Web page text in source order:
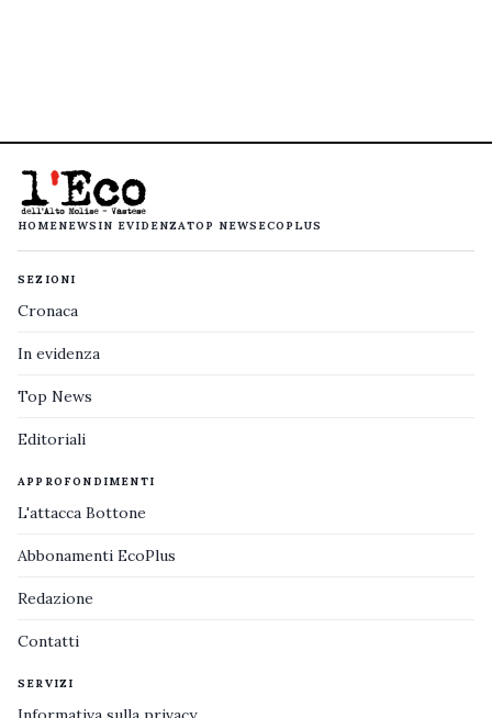
HOMENEWS IN EVIDENZATOP NEWS ECOPLUS
SEZIONI
Cronaca
In evidenza
Top News
Editoriali
APPROFONDIMENTI
L'attacca Bottone
Abbonamenti EcoPlus
Redazione
Contatti
SERVIZI